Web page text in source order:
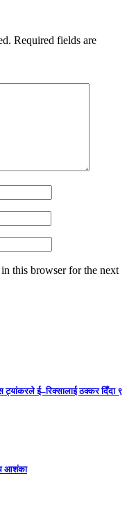
Required fields are
this browser for the next
ट्यांकरले ई–रिक्सालाई ठक्कर दिँदा ९
आशंका